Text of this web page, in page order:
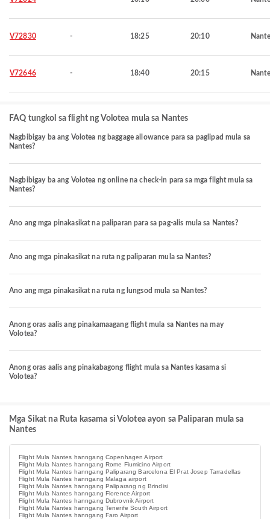
V72830 - 18:25 20:10
V72646 - 18:40 20:15
FAQ tungkol sa flight ng Volotea mula sa Nantes
Nagbibigay ba ang Volotea ng baggage allowance para sa paglipad mula sa
Nantes?
Nagbibigay ba ang Volotea ng online na check-in para sa mga flight mula sa
Nantes?
Ano ang mga pinakasikat na paliparan para sa pag-alis mula sa Nantes?
Ano ang mga pinakasikat na ruta ng paliparan mula sa Nantes?
Ano ang mga pinakasikat na ruta ng lungsod mula sa Nantes?
Anong oras aalis ang pinakamaagang flight mula sa Nantes na may
Volotea?
Anong oras aalis ang pinakabagong flight mula sa Nantes kasama si
Volotea?
Mga Sikat na Ruta kasama si Volotea ayon sa Paliparan mula sa
Nantes
Flight Mula Nantes hanngang Copenhagen Airport
Flight Mula Nantes hanngang Rome Fiumicino Airport
Flight Mula Nantes hanngang Paliparang Barcelona El Prat Josep Tarradellas
Flight Mula Nantes hanngang Malaga airport
Flight Mula Nantes hanngang Paliparang ng Brindisi
Flight Mula Nantes hanngang Florence Airport
Flight Mula Nantes hanngang Dubrovnik Airport
Flight Mula Nantes hanngang Tenerife South Airport
Flight Mula Nantes hanngang Faro Airport